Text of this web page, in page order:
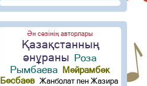
Ән сөзінің авторлары
Қазақстанның
әнұраны Роза
Рымбаева Мейрамбек
Бесбаев Жанболат пен Жазира